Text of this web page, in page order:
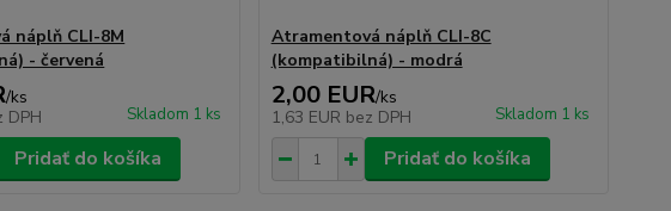
náplň CLI-8M
- červená
/ks
DPH Skladom 1 ks
Pridať do košíka
Atramentová náplň CLI-8C
(kompatibilná) - modrá
2,00 EUR/ks
1,63 EUR bez DPH Skladom 1 ks
Pridať do košíka